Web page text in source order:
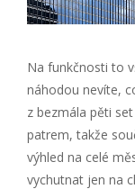
Na funkčnosti to
náhodou nevíte,
z bezmála pěti
patrem, takže
výhled na celé
vychutnat jen na